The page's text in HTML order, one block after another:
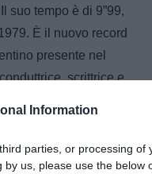
Information
parties, or processing of
us, please use the below
suo tempo è di 9”99,
È il nuovo record
presente nel
scrittrice e
arbitrato da lei.
e Monsieur Travin
restare in bianconero,
tempo sul tavolo di Don